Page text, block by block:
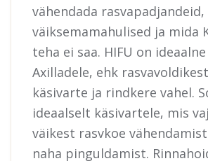
vähendada
väiksemamahulised ja mida
teha ei saa. HIFU on
Axilladele, ehk
käsivarte ja rindkere vahel.
ideaalselt käsivartele, mis
väikest rasvkoe
naha pinguldamist.